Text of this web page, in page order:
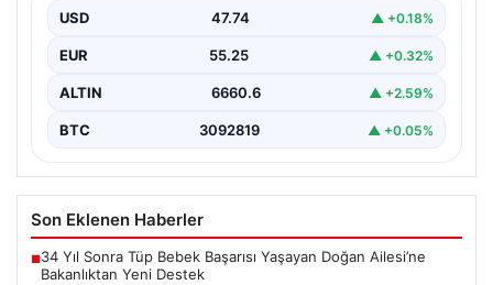
Dijital ortamında insanların seviyeli bir şekilde iletişim
USD 47.74 ▲ +0.18%
EUR 55.25 ▲ +0.32%
ALTIN 6660.6 ▲ +2.59%
BTC 3092819 ▲ +0.05%
Son Eklenen Haberler
■34 Yıl Sonra Tüp Bebek Başarısı Yaşayan Doğan Ailesi’ne
Bakanlıktan Yeni Destek